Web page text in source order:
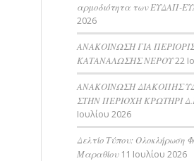
αρμοδιότητα των ΕΥΔΑΠ-
2026
ΑΝΑΚΟΙΝΩΣΗ ΓΙΑ
ΚΑΤΑΝΑΛΩΣΗΣ ΝΕΡΟΥ22
AΝΑΚΟΙΝΩΣΗ ΔΙΑΚΟΠΗΣ
ΣΤΗΝ ΠΕΡΙΟΧΗ ΚΡΩΤΗΡΙ
Ιουλίου 2026
Δελτίο Τύπου: Ολοκλήρωση
Μαραθίου 11 Ιουλίου 2026